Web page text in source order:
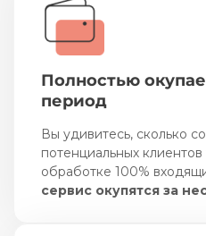
Полностью
период
Вы удивитесь, сколько
потенциальных
обработке 100%
сервис окупятся за